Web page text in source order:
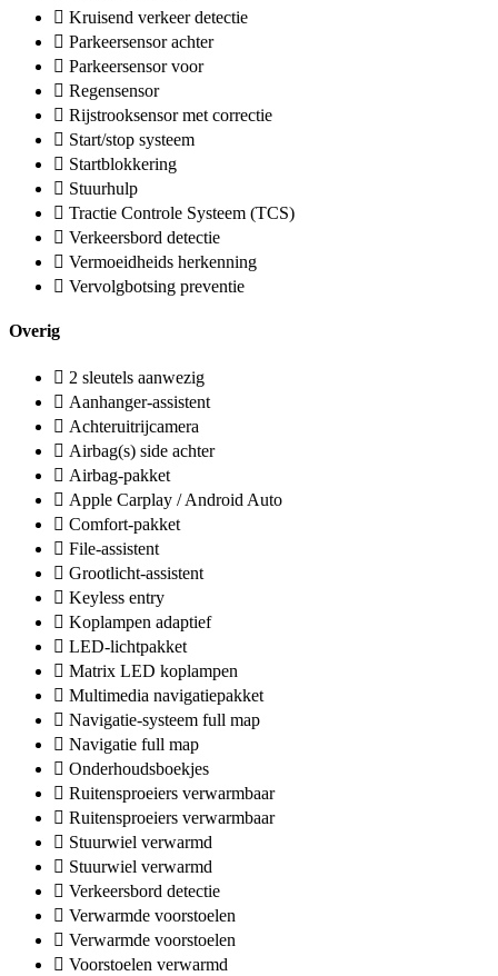
Kruisend verkeer detectie
Parkeersensor achter
Parkeersensor voor
Regensensor
Rijstrooksensor met correctie
Start/stop systeem
Startblokkering
Stuurhulp
Tractie Controle Systeem (TCS)
Verkeersbord detectie
Vermoeidheids herkenning
Vervolgbotsing preventie
Overig
2 sleutels aanwezig
Aanhanger-assistent
Achteruitrijcamera
Airbag(s) side achter
Airbag-pakket
Apple Carplay / Android Auto
Comfort-pakket
File-assistent
Grootlicht-assistent
Keyless entry
Koplampen adaptief
LED-lichtpakket
Matrix LED koplampen
Multimedia navigatiepakket
Navigatie-systeem full map
Navigatie full map
Onderhoudsboekjes
Ruitensproeiers verwarmbaar
Ruitensproeiers verwarmbaar
Stuurwiel verwarmd
Stuurwiel verwarmd
Verkeersbord detectie
Verwarmde voorstoelen
Verwarmde voorstoelen
Voorstoelen verwarmd